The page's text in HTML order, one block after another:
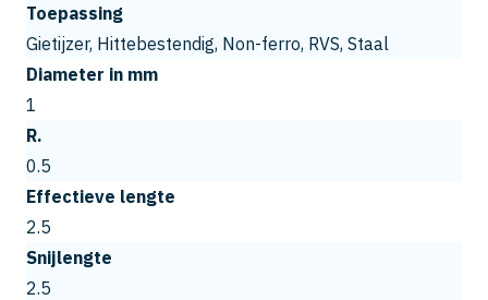
Toepassing
Gietijzer, Hittebestendig, Non-ferro, RVS, Staal
Diameter in mm
1
R.
0.5
Effectieve lengte
2.5
Snijlengte
2.5